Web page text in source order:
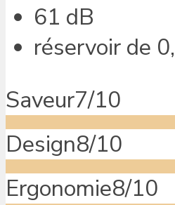
61 dB
réservoir de
Saveur7/10
Design8/10
Ergonomie8/10